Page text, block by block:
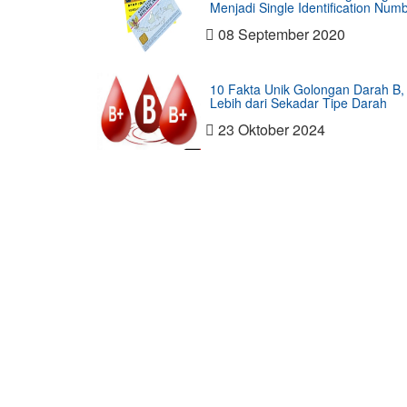
Menjadi Single Identification
08 September 2020
10 Fakta Unik Golongan Darah B,
Lebih dari Sekadar Tipe Darah
23 Oktober 2024